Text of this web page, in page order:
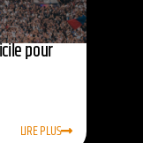
pour
LIRE PLUS